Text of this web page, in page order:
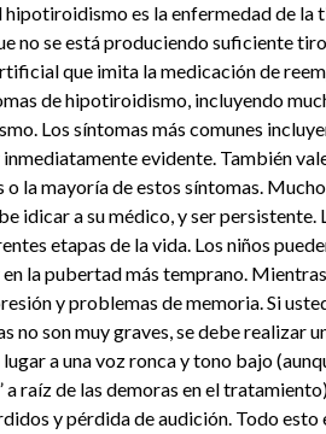
es la enfermedad de la
no se está produciendo suficiente
que imita la medicación de
de hipotiroidismo, incluyendo
Los síntomas más comunes
evidente. También
la mayoría de estos síntomas.
idicar a su médico, y ser
etapas de la vida. Los niños
la pubertad más temprano.
y problemas de memoria. Si
no son muy graves, se debe
a una voz ronca y tono bajo
raíz de las demoras en el
y pérdida de audición. Todo